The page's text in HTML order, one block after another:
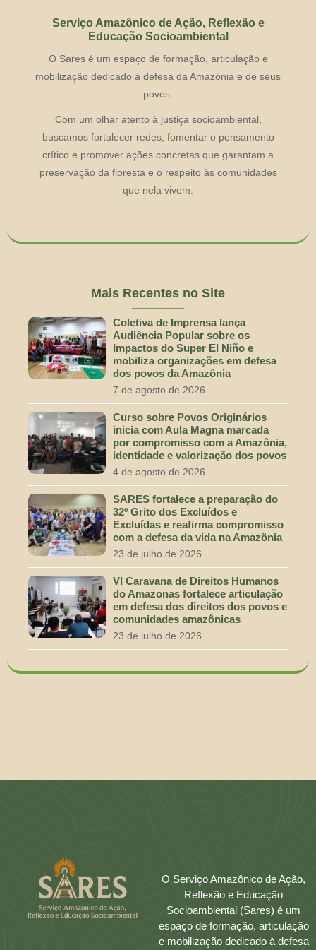
Serviço Amazônico de Ação, Reflexão e
Educação Socioambiental
O Sares é um espaço de formação, articulação e
mobilização dedicado à defesa da Amazônia e de seus
povos.
Com um olhar atento à justiça socioambiental,
buscamos fortalecer redes, fomentar o pensamento
crítico e promover ações concretas que garantam a
preservação da floresta e o respeito às comunidades
que nela vivem.
Mais Recentes no Site
Coletiva de Imprensa lança
Audiência Popular sobre os
Impactos do Super El Niño e
mobiliza organizações em defesa
dos povos da Amazônia
7 de agosto de 2026
Curso sobre Povos Originários
inicia com Aula Magna marcada
por compromisso com a Amazônia,
identidade e valorização dos povos
4 de agosto de 2026
SARES fortalece a preparação do
32º Grito dos Excluídos e
Excluídas e reafirma compromisso
com a defesa da vida na Amazônia
23 de julho de 2026
VI Caravana de Direitos Humanos
do Amazonas fortalece articulação
em defesa dos direitos dos povos e
comunidades amazônicas
23 de julho de 2026
O Serviço Amazônico de Ação,
Reflexão e Educação
Socioambiental (Sares) é um
espaço de formação, articulação
e mobilização dedicado à defesa